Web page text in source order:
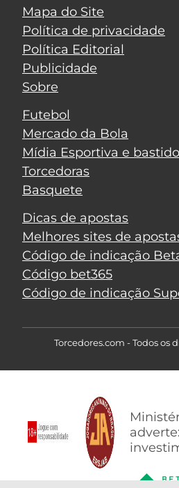
Mapa do Site
Política de privacidade
Política Editorial
Publicidade
Sobre
Futebol
Mercado da Bola
Mídia Esportiva e
Torcedoras
Basquete
Dicas de apostas
Melhores sites de
Código de indicação
Código bet365
Código de indicação
Torcedores.com - Todos os